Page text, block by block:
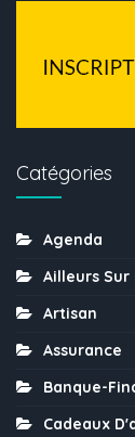
Catégories
Agenda
Ailleurs Sur
Artisan
Assurance
Banque-
Cadeaux